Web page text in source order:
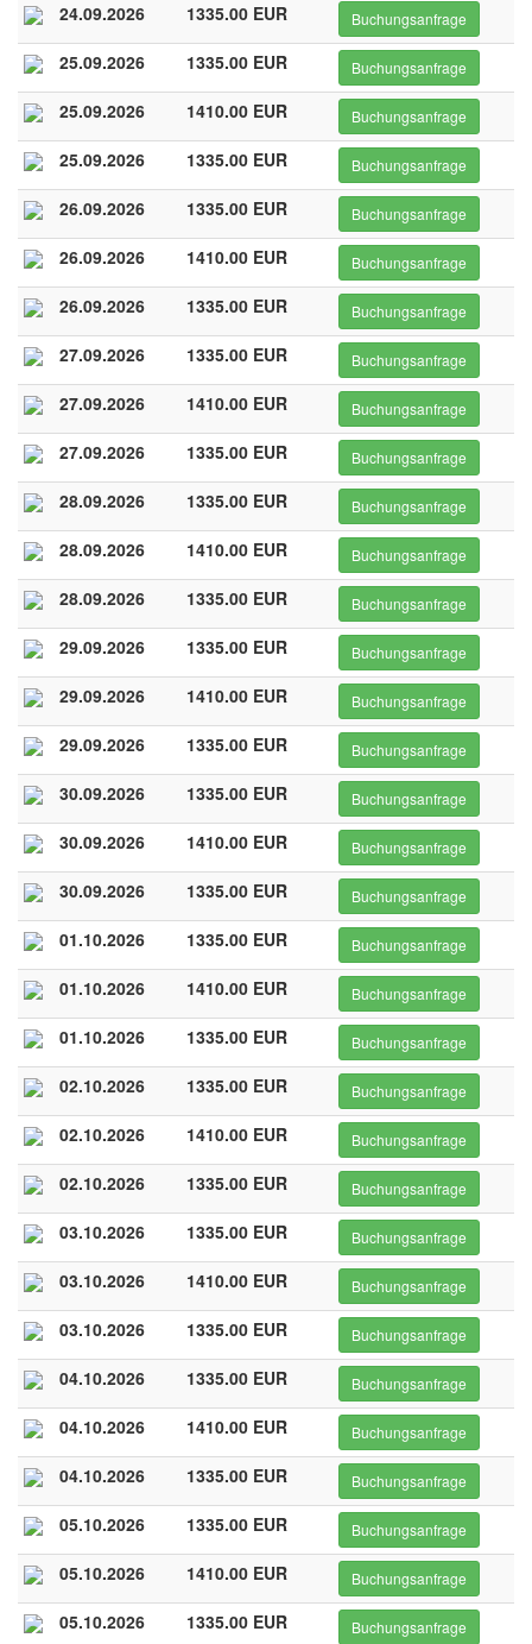
24.09.2026 1335.00 EUR Buchungsanfrage
25.09.2026 1335.00 EUR Buchungsanfrage
25.09.2026 1410.00 EUR Buchungsanfrage
25.09.2026 1335.00 EUR Buchungsanfrage
26.09.2026 1335.00 EUR Buchungsanfrage
26.09.2026 1410.00 EUR Buchungsanfrage
26.09.2026 1335.00 EUR Buchungsanfrage
27.09.2026 1335.00 EUR Buchungsanfrage
27.09.2026 1410.00 EUR Buchungsanfrage
27.09.2026 1335.00 EUR Buchungsanfrage
28.09.2026 1335.00 EUR Buchungsanfrage
28.09.2026 1410.00 EUR Buchungsanfrage
28.09.2026 1335.00 EUR Buchungsanfrage
29.09.2026 1335.00 EUR Buchungsanfrage
29.09.2026 1410.00 EUR Buchungsanfrage
29.09.2026 1335.00 EUR Buchungsanfrage
30.09.2026 1335.00 EUR Buchungsanfrage
30.09.2026 1410.00 EUR Buchungsanfrage
30.09.2026 1335.00 EUR Buchungsanfrage
01.10.2026 1335.00 EUR Buchungsanfrage
01.10.2026 1410.00 EUR Buchungsanfrage
01.10.2026 1335.00 EUR Buchungsanfrage
02.10.2026 1335.00 EUR Buchungsanfrage
02.10.2026 1410.00 EUR Buchungsanfrage
02.10.2026 1335.00 EUR Buchungsanfrage
03.10.2026 1335.00 EUR Buchungsanfrage
03.10.2026 1410.00 EUR Buchungsanfrage
03.10.2026 1335.00 EUR Buchungsanfrage
04.10.2026 1335.00 EUR Buchungsanfrage
04.10.2026 1410.00 EUR Buchungsanfrage
04.10.2026 1335.00 EUR Buchungsanfrage
05.10.2026 1335.00 EUR Buchungsanfrage
05.10.2026 1410.00 EUR Buchungsanfrage
05.10.2026 1335.00 EUR Buchungsanfrage